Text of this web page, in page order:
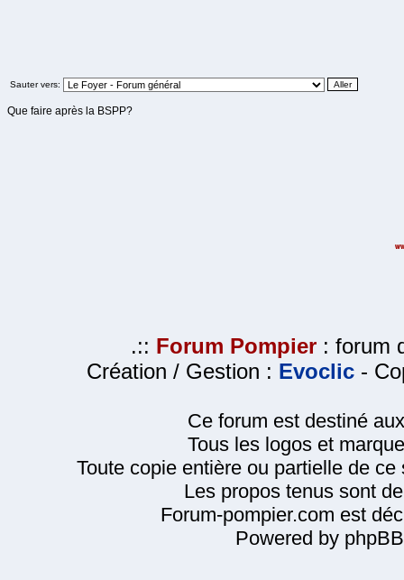
Sauter vers:
Que faire après la BSPP?
.:: Forum Pompier : forum
Création / Gestion : Evoclic -
Ce forum est destiné
Tous les logos et
Toute copie entière ou partielle de
Les propos tenus sont
Forum-pompier.com est
Powered by